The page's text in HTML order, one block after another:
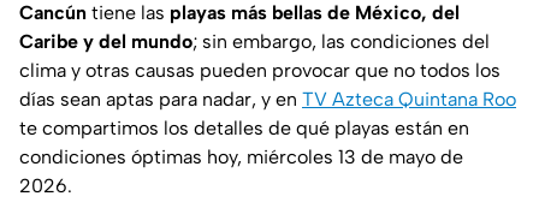
Cancún tiene las playas más bellas de México, del
Caribe y del mundo; sin embargo, las condiciones del
clima y otras causas pueden provocar que no todos los
días sean aptas para nadar, y en TV Azteca Quintana Roo
te compartimos los detalles de qué playas están en
condiciones óptimas hoy, miércoles 13 de mayo de
2026.